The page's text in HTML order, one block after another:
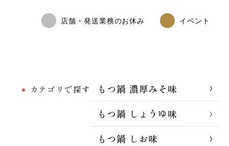
カテゴリで探す
もつ鍋 濃厚みそ味
もつ鍋 しょうゆ味
もつ鍋 しお味
店舗・発送業務のお休み イベント